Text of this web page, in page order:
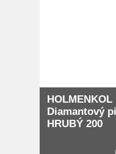
HOLMENKOL
Diamantový
HRUBÝ 200